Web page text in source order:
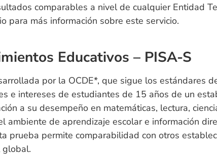
comparables a nivel de cualquier Entidad
para más información sobre este servicio.
Educativos – PISA-S​
por la OCDE*, que sigue los estándares
e intereses de estudiantes de 15 años de un
a su desempeño en matemáticas, lectura,
ambiente de aprendizaje escolar e información
prueba permite comparabilidad con otros
global.​